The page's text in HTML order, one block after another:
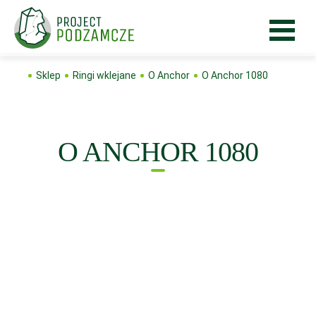
Sklep Ringi wklejane O Anchor O Anchor 1080
O ANCHOR 1080